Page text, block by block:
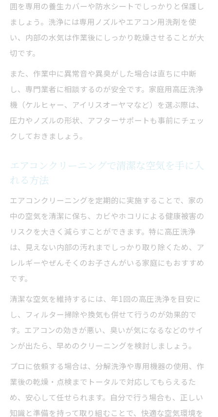
囲を専用の養生カバーや防水シートでしっかりと保護し
ましょう。洗浄には専用ノズルやエアコン用洗剤を使
い、内部の水気は作業後にしっかり乾燥させることが大
切です。
また、作業中に異常音や異臭がした場合は直ちに中断
し、専門業者に相談するのが安全です。家庭用高圧洗浄
機（ケルヒャー、アイリスオーヤマなど）を選ぶ際は、
圧力やノズルの形状、アフターサポートも事前にチェッ
クしておきましょう。
エアコンクリーニングで清潔な空気を手に入
れる方法
エアコンクリーニングを定期的に実施することで、家の
中の空気を清潔に保ち、カビやホコリによる健康被害の
リスクを大きく減らすことができます。特に高圧洗浄
は、見えない内部の汚れまでしっかり取り除くため、ア
レルギーやぜんそくのお子さんがいる家庭にもおすすめ
です。
清潔な空気を維持するには、年1回の高圧洗浄を目安に
し、フィルター掃除や換気も併せて行うのが効果的で
す。エアコンの効きが悪い、臭いが気になるなどのサイ
ンが出たら、早めのクリーニングを検討しましょう。
プロに依頼する場合は、分解洗浄や専用機器の使用、作
業後の乾燥・点検までトータルで対応してもらえるた
め、安心して任せられます。自分で行う場合も、正しい
知識と準備を持って取り組むことで、快適な空気環境を